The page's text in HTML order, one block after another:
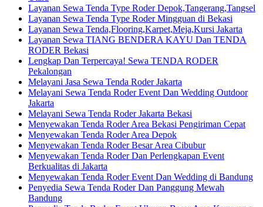
Layanan Sewa Tenda Type Roder Depok,Tangerang,Tangsel
Layanan Sewa Tenda Type Roder Mingguan di Bekasi
Layanan Sewa Tenda,Flooring,Karpet,Meja,Kursi Jakarta
Layanan Sewa TIANG BENDERA KAYU Dan TENDA
RODER Bekasi
Lengkap Dan Terpercaya! Sewa TENDA RODER
Pekalongan
Melayani Jasa Sewa Tenda Roder Jakarta
Melayani Sewa Tenda Roder Event Dan Wedding Outdoor
Jakarta
Melayani Sewa Tenda Roder Jakarta Bekasi
Menyewakan Tenda Roder Area Bekasi Pengiriman Cepat
Menyewakan Tenda Roder Area Depok
Menyewakan Tenda Roder Besar Area Cibubur
Menyewakan Tenda Roder Dan Perlengkapan Event
Berkualitas di Jakarta
Menyewakan Tenda Roder Event Dan Wedding di Bandung
Penyedia Sewa Tenda Roder Dan Panggung Mewah
Bandung